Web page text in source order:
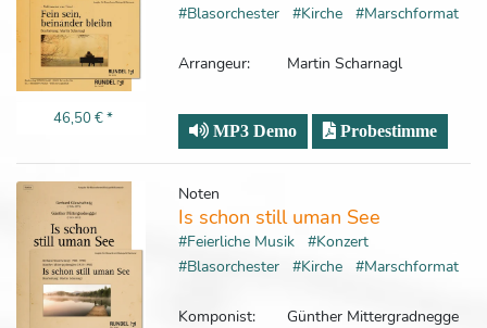
46,50 €*
#Blasorchester
#Kirche #Marschformat
Arrangeur: Martin Scharnagl
MP3 Demo Probestimme
Noten
Is schon still uman See
#Feierliche Musik
#Konzert
#Blasorchester
#Kirche #Marschformat
Komponist:
Günther Mittergradnegge